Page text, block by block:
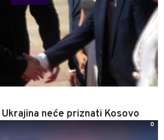
neće priznati Kosovo
0